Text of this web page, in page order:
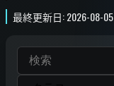
最終更新日: 2026-08-05